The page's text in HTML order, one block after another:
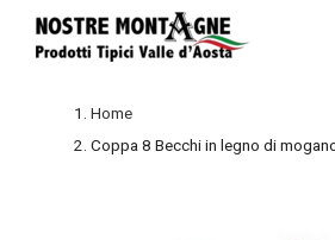
Home
Coppa 8 Becchi in legno di